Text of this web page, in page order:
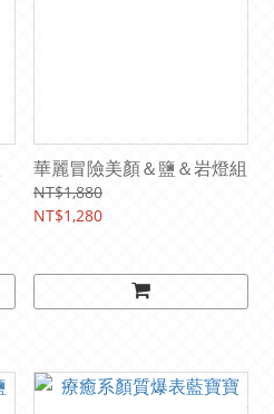
華麗冒險美顏＆鹽＆岩燈組
NT$1,880
NT$1,280